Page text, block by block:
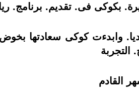
بكوكى فى. تقديم.
وابدءت كوكى سعادتها
التجربة
القادم